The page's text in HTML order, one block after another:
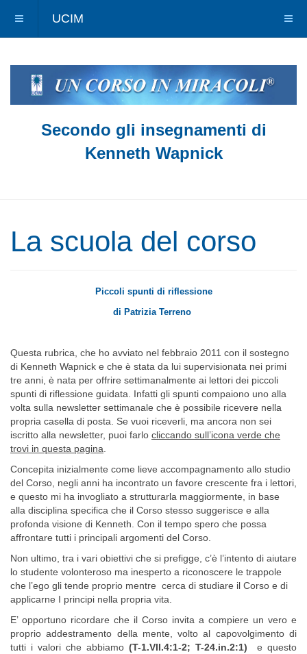
UCIM
Secondo gli insegnamenti di
Kenneth Wapnick
La scuola del corso
Piccoli spunti di riflessione
di Patrizia Terreno
Questa rubrica, che ho avviato nel febbraio 2011 con il sostegno
di Kenneth Wapnick e che è stata da lui supervisionata nei primi
tre anni, è nata per offrire settimanalmente ai lettori dei piccoli
spunti di riflessione guidata. Infatti gli spunti compaiono uno alla
volta sulla newsletter settimanale che è possibile ricevere nella
propria casella di posta. Se vuoi riceverli, ma ancora non sei
iscritto alla newsletter, puoi farlo cliccando sull’icona verde che
trovi in questa pagina
Concepita inizialmente come lieve accompagnamento allo studio
del Corso, negli anni ha incontrato un favore crescente fra i lettori,
e questo mi ha invogliato a strutturarla maggiormente, in base
alla disciplina specifica che il Corso stesso suggerisce e alla
profonda visione di Kenneth. Con il tempo spero che possa
affrontare tutti i principali argomenti del Corso.
Non ultimo, tra i vari obiettivi che si prefigge, c’è l’intento di aiutare
lo studente volonteroso ma inesperto a riconoscere le trappole
che l’ego gli tende proprio mentre cerca di studiare il Corso e di
applicarne I principi nella propria vita.
E’ opportuno ricordare che il Corso invita a compiere un vero e
proprio addestramento della mente, volto al capovolgimento di
tutti i valori che abbiamo (T-1.VII.4:1-2; T-24.in.2:1) e questo